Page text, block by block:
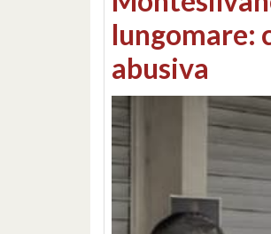
Consorzi di